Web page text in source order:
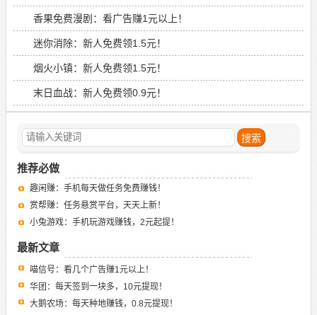
香果免费漫剧：看广告赚1元以上！
迷你消除：新人免费领1.5元！
烟火小镇：新人免费领1.5元！
末日血战：新人免费领0.9元！
推荐必做
趣闲赚：手机每天做任务免费赚钱！
赏帮赚：任务悬赏平台，天天上新！
小兔游戏：手机玩游戏赚钱，2元起提！
最新文章
喵信号：看几个广告赚1元以上！
华团：每天签到一块多，10元提现！
大鹅农场：每天种地赚钱，0.8元提现！